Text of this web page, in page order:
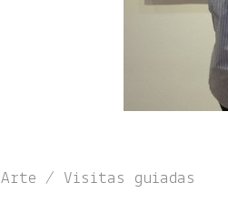
Arte / Visitas guiadas